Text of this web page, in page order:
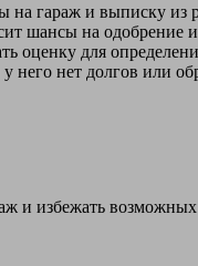
на гараж и выписку из
шансы на одобрение
оценку для
него нет долгов или
и избежать